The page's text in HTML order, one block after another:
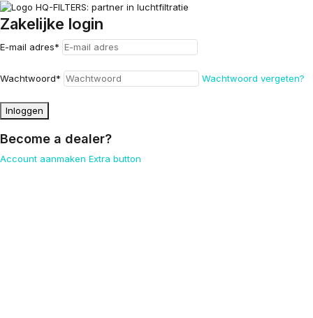
Zakelijke login
E-mail adres*
Wachtwoord* Wachtwoord vergeten?
Inloggen
Become a dealer?
Account aanmaken Extra button